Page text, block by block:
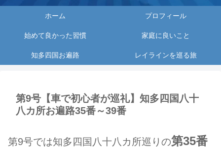
ホーム プロフィール
始めて良かった習慣 家庭に良いこと
知多四国お遍路 レイラインを巡る旅
第9号【車で初心者が巡礼】知多四国八十
八カ所お遍路35番～39番
第9号では知多四国八十八カ所巡りの第35番